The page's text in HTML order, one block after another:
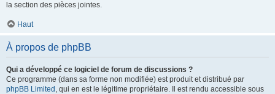
la section des pièces jointes.
Haut
À propos de phpBB
Qui a développé ce logiciel de forum de discussions ?
Ce programme (dans sa forme non modifiée) est produit et distribué par
phpBB Limited , qui en est le légitime propriétaire. Il est rendu accessible sous